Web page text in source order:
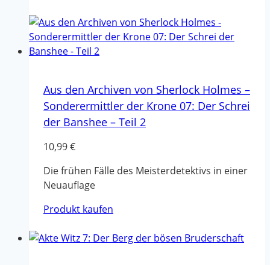
Aus den Archiven von Sherlock Holmes –
Sonderermittler der Krone 07: Der Schrei
der Banshee – Teil 2
10,99€
Die frühen Fälle des Meisterdetektivs in einer
Neuauflage
Produkt kaufen